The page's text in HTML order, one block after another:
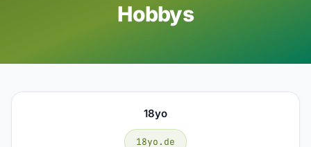
Hobbys
18yo
18yo.de